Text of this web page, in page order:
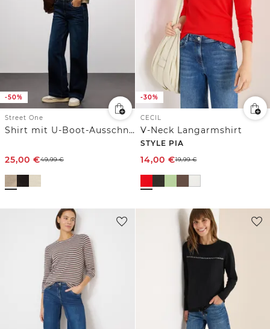
-50%
Street One
Shirt mit U-Boot-Ausschnitt
25,00 €49,99€
-30%
CECIL
V-Neck Langarmshirt
STYLE PIA
14,00 €19,99€